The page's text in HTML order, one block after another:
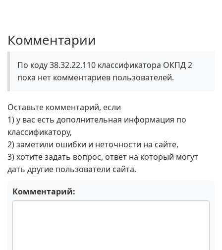
Комментарии
По коду 38.32.22.110 классификатора ОКПД 2
пока нет комментариев пользователей.
Оставьте комментарий, если
1) у вас есть дополнительная информация по
классификатору,
2) заметили ошибки и неточности на сайте,
3) хотите задать вопрос, ответ на который могут
дать другие пользователи сайта.
Комментарий: